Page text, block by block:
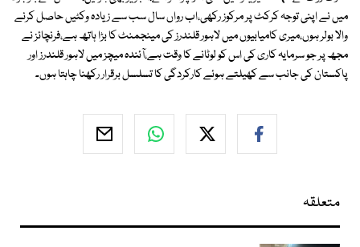
میں نے اپنی توجہ کرکٹ پر مرکوز رکھی،اب رواں سال سب سے زیادہ وکٹیں حاصل کرنے
والا بولر ہوں،میری کامیابیوں میں لاہور قلندرز کی مینجمنٹ کا بڑا ہاتھ ہے،فرنچائز نے
مجھ پر جو سرمایہ کاری کی اس کو لوٹانے کا وقت ہے،آئندہ میچز میں لاہور قلندرز اور
پاکستان کی جانب سے کھیلتے ہوئے کارکردگی کا تسلسل برقرار رکھنا چاہتا ہوں۔
متعلقہ